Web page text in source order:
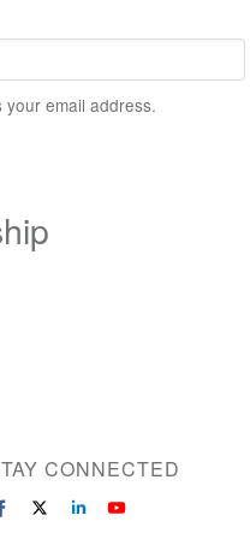
email address.
CONNECTED